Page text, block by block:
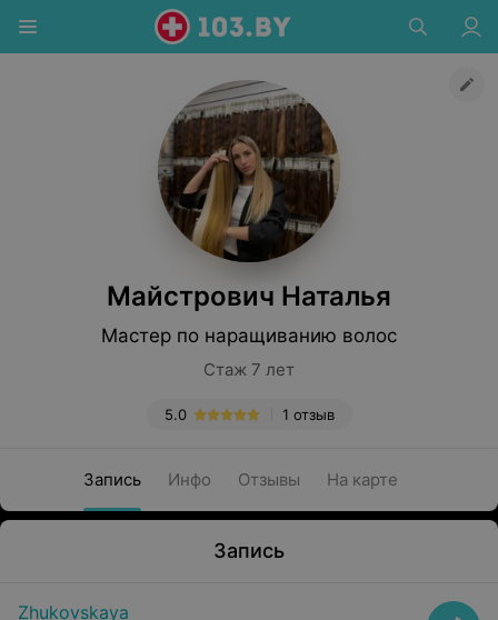
Майстрович Наталья
Мастер по наращиванию волос
Стаж 7 лет
1 отзыв
5.0
Запись Инфо Отзывы На карте
Запись
Zhukovskaya